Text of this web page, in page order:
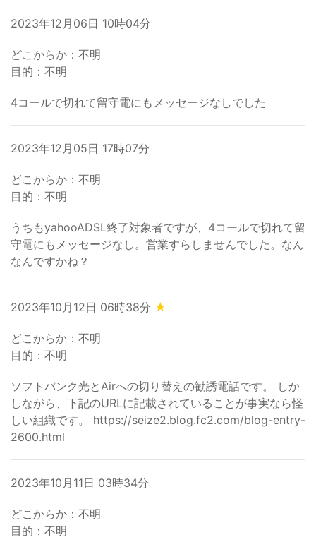
2023年12月06日 10時04分
どこからか：不明
目的：不明
4コールで切れて留守電にもメッセージなしでした
2023年12月05日 17時07分
どこからか：不明
目的：不明
うちもyahooADSL終了対象者ですが、4コールで切れて留
守電にもメッセージなし。営業すらしませんでした。なん
なんですかね？
2023年10月12日 06時38分 ★
どこからか：不明
目的：不明
ソフトバンク光とAirへの切り替えの勧誘電話です。 しか
しながら、下記のURLに記載されていることが事実なら怪
しい組織です。 https://seize2.blog.fc2.com/blog-entry-
2600.html
2023年10月11日 03時34分
どこからか：不明
目的：不明